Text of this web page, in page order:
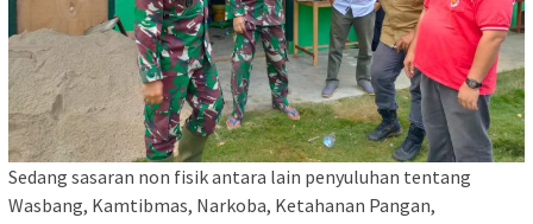
Sedang sasaran non fisik antara lain penyuluhan tentang
Wasbang, Kamtibmas, Narkoba, Ketahanan Pangan,